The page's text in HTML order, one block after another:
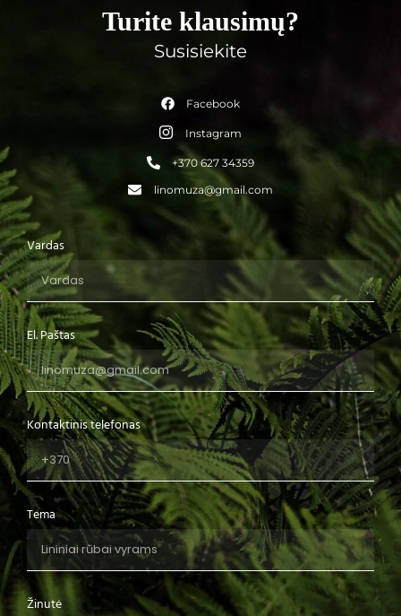
Turite klausimų?
Susisiekite
Facebook
Instagram
+370 627 34359
linomuza@gmail.com
Vardas
El. Paštas
Kontaktinis telefonas
Tema
Žinutė